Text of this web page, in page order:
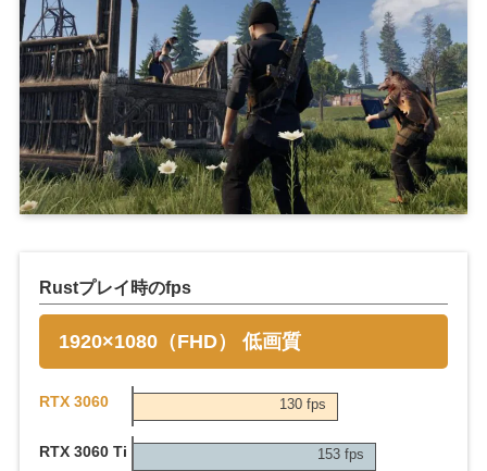
Rustプレイ時のfps
1920×1080（FHD） 低画質
RTX 3060 130 fps
RTX 3060 Ti 153 fps